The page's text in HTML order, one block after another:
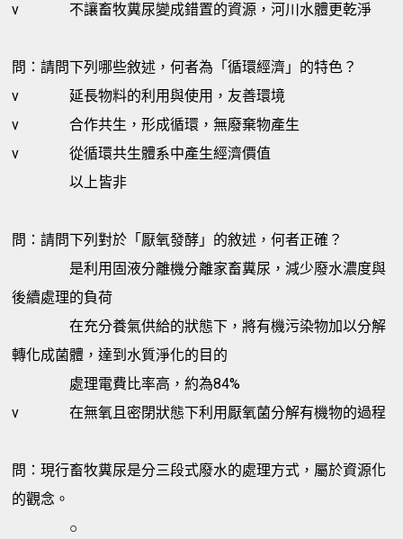
v
不讓畜牧糞尿變成錯置的資源，河川水體更乾淨
問：請問下列哪些敘述，何者為「循環經濟」的特色？
v
延長物料的利用與使用，友善環境
v
合作共生，形成循環，無廢棄物產生
v
從循環共生體系中產生經濟價值
以上皆非
問：請問下列對於「厭氧發酵」的敘述，何者正確？
是利用固液分離機分離家畜糞尿，減少廢水濃度與
後續處理的負荷
在充分養氣供給的狀態下，將有機污染物加以分解
轉化成菌體，達到水質淨化的目的
處理電費比率高，約為84%
v
在無氧且密閉狀態下利用厭氧菌分解有機物的過程
問：現行畜牧糞尿是分三段式廢水的處理方式，屬於資源化
的觀念。
○